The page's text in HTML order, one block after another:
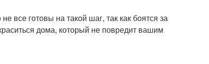
все готовы на такой шаг, так как боятся за
дома, который не повредит вашим